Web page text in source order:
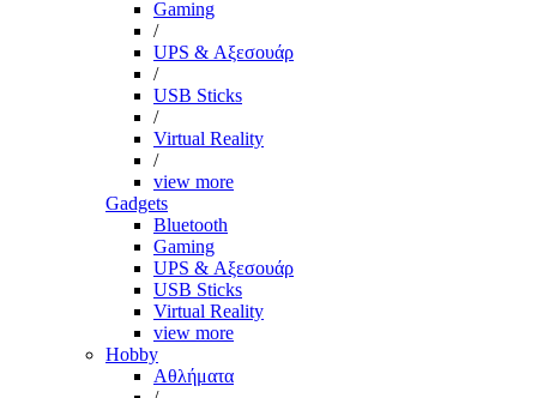
Gaming
/
UPS & Αξεσουάρ
/
USB Sticks
/
Virtual Reality
/
view more
Gadgets
Bluetooth
Gaming
UPS & Αξεσουάρ
USB Sticks
Virtual Reality
view more
Hobby
Αθλήματα